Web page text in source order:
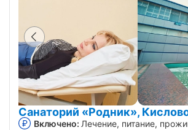
Санаторий «Родник»,
Включено: Лечение, питание,